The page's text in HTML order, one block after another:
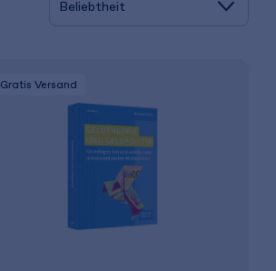
Gratis Versand